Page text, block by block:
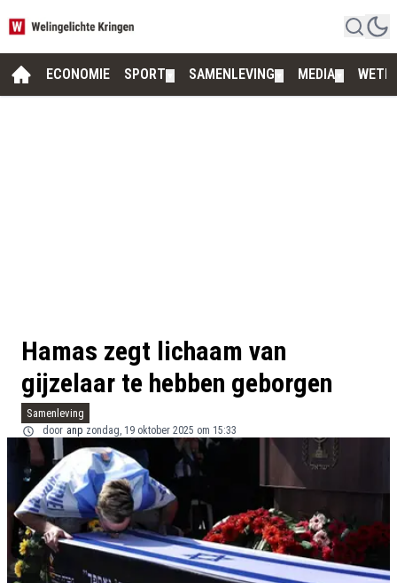
ECONOMIE SPORT SAMENLEVING MEDIA
Hamas zegt lichaam van
gijzelaar te hebben geborgen
Samenleving
door anp zondag, 19 oktober 2025 om 15:33